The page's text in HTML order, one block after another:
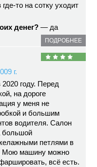
то на сотку уходит
денег? — да
ПОДРОБНЕЕ
г.
году. Перед
на дороге
у меня не
и большим
водителя. Салон
большой
петлями в
Мою машину можно
всё есть.